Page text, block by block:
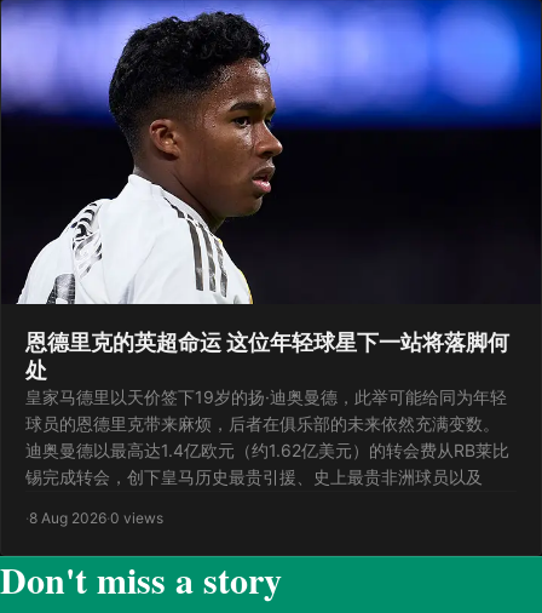
恩德里克的英超命运 这位年轻球星下一站将落脚何
处
皇家马德里以天价签下19岁的扬·迪奥曼德，此举可能给同为年轻
球员的恩德里克带来麻烦，后者在俱乐部的未来依然充满变数。
迪奥曼德以最高达1.4亿欧元（约1.62亿美元）的转会费从RB莱比
锡完成转会，创下皇马历史最贵引援、史上最贵非洲球员以及
·8 Aug 2026·0 views
Don't miss a story